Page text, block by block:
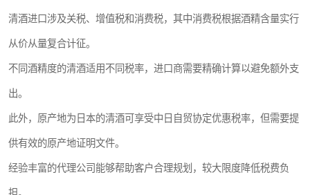
清酒进口涉及关税、增值税和消费税，其中消费税根据酒精含量实行
从价从量复合计征。
不同酒精度的清酒适用不同税率，进口商需要精确计算以避免额外支
出。
此外，原产地为日本的清酒可享受中日自贸协定优惠税率，但需要提
供有效的原产地证明文件。
经验丰富的代理公司能够帮助客户合理规划，较大限度降低税费负